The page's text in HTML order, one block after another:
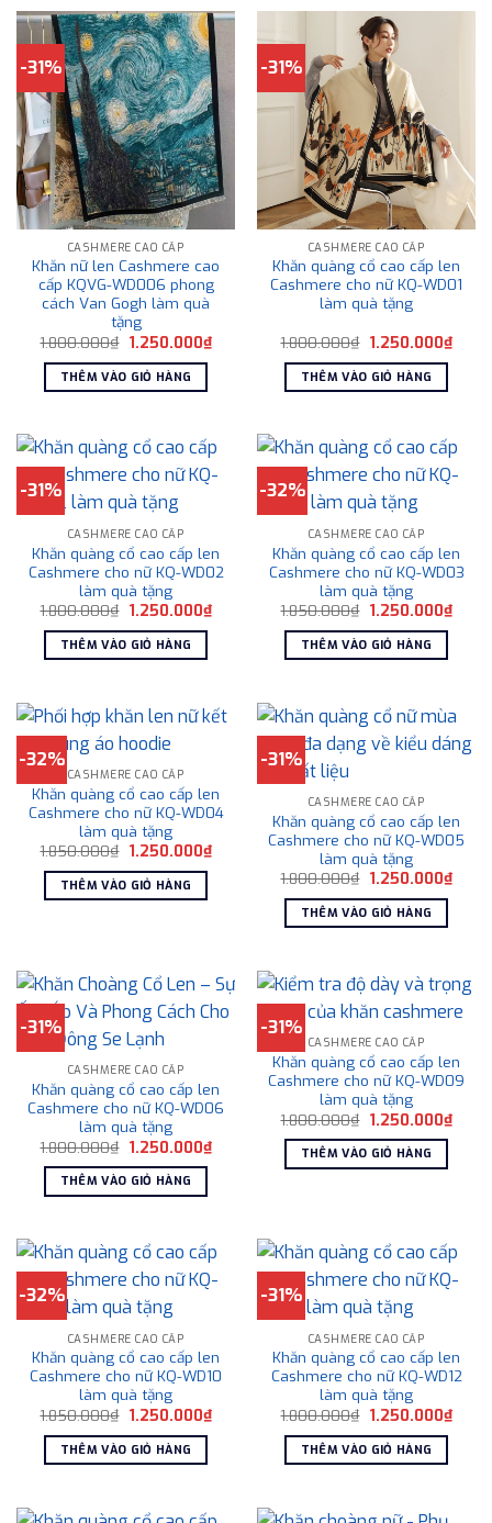
-31%
CASHMERE CAO CẤP
Khăn nữ len Cashmere cao
cấp KQVG-WD006 phong
cách Van Gogh làm quà
tặng
1.800.000₫ Giá
là:
1.800.000₫.
1.250.000₫Giá
hiện
1.250.000₫.
THÊM VÀO GIỎ HÀNG
-31%
CASHMERE CAO CẤP
Khăn quàng cổ cao cấp len
Cashmere cho nữ KQ-WD01
làm quà tặng
1.800.000₫ Giá
là:
1.800.000₫.
1.250.000₫Giá
hiện
THÊM VÀO GIỎ HÀNG
-31%
CASHMERE CAO CẤP
Khăn quàng cổ cao cấp len
Cashmere cho nữ KQ-WD02
làm quà tặng
1.800.000₫ Giá
là:
1.800.000₫.
1.250.000₫Giá
hiện
1.250.000₫.
THÊM VÀO GIỎ HÀNG
-32%
CASHMERE CAO CẤP
Khăn quàng cổ cao cấp len
Cashmere cho nữ KQ-WD03
làm quà tặng
1.850.000₫ Giá
là:
1.850.000₫.
1.250.000₫Giá
hiện
THÊM VÀO GIỎ HÀNG
-32%
CASHMERE CAO CẤP
Khăn quàng cổ cao cấp len
Cashmere cho nữ KQ-WD04
làm quà tặng
1.850.000₫ Giá
là:
1.850.000₫.
1.250.000₫Giá
hiện
1.250.000₫.
THÊM VÀO GIỎ HÀNG
-31%
CASHMERE CAO CẤP
Khăn quàng cổ cao cấp len
Cashmere cho nữ KQ-WD05
làm quà tặng
1.800.000₫ Giá
là:
1.800.000₫.
1.250.000₫Giá
hiện
THÊM VÀO GIỎ HÀNG
-31%
CASHMERE CAO CẤP
Khăn quàng cổ cao cấp len
Cashmere cho nữ KQ-WD06
làm quà tặng
1.800.000₫ Giá
là:
1.800.000₫.
1.250.000₫Giá
hiện
THÊM VÀO GIỎ HÀNG
-31%
CASHMERE CAO CẤP
Khăn quàng cổ cao cấp len
Cashmere cho nữ KQ-WD09
làm quà tặng
1.800.000₫ Giá
là:
1.800.000₫.
1.250.000₫Giá
hiện
THÊM VÀO GIỎ HÀNG
-32%
CASHMERE CAO CẤP
Khăn quàng cổ cao cấp len
Cashmere cho nữ KQ-WD10
làm quà tặng
1.850.000₫ Giá
là:
1.850.000₫.
1.250.000₫Giá
hiện
1.250.000₫.
THÊM VÀO GIỎ HÀNG
-31%
CASHMERE CAO CẤP
Khăn quàng cổ cao cấp len
Cashmere cho nữ KQ-WD12
làm quà tặng
1.800.000₫ Giá
là:
1.800.000₫.
1.250.000₫Giá
hiện
THÊM VÀO GIỎ HÀNG